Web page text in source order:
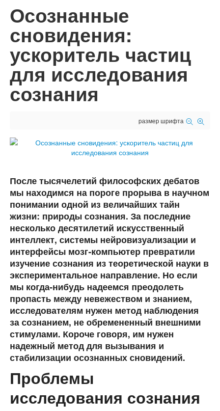
Осознанные
сновидения:
ускоритель частиц
для исследования
сознания
размер шрифта
После тысячелетий философских дебатов
мы находимся на пороге прорыва в научном
понимании одной из величайших тайн
жизни: природы сознания. За последние
несколько десятилетий искусственный
интеллект, системы нейровизуализации и
интерфейсы мозг-компьютер превратили
изучение сознания из теоретической науки в
экспериментальное направление. Но если
мы когда-нибудь надеемся преодолеть
пропасть между невежеством и знанием,
исследователям нужен метод наблюдения
за сознанием, не обремененный внешними
стимулами. Короче говоря, им нужен
надежный метод для вызывания и
стабилизации осознанных сновидений.
Проблемы
исследования сознания